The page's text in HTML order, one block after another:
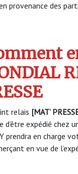
provenance des
relais [MAT’
d’être expédié chez
prendra en charge
en vue de